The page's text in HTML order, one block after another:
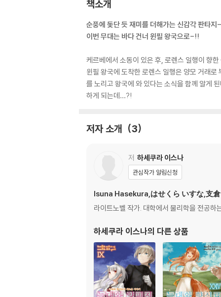
책소개
순풍에 돛단 듯 재미를 더해가는 신감각 판타지-
이번 무대는 바다 건너 윈필 왕국으로-!!
케르베에서 소동이 있은 후, 로렌스 일행이 향
윈필 왕국에 도착한 로렌스 일행은 양모 거래
를 노리고 왕국에 와 있다는 소식을 함께 알게
하게 되는데…?!
저자 소개 3
저 하세쿠라 이스나
관심작가 알림신청
Isuna Hasekura,はせくら いすな,支
라이트노벨 작가. 대학에서 물리학을 전공하
하세쿠라 이스나의 다른 상품